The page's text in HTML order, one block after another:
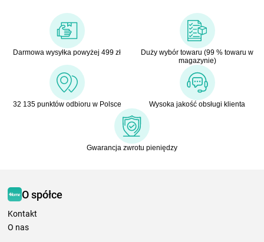
Darmowa wysyłka powyżej 499 zł
Duży wybór towaru (99 % towaru w
magazynie)
32 135 punktów odbioru w Polsce Wysoka jakość obsługi klienta
Gwarancja zwrotu pieniędzy
O spółce
Kontakt
O nas